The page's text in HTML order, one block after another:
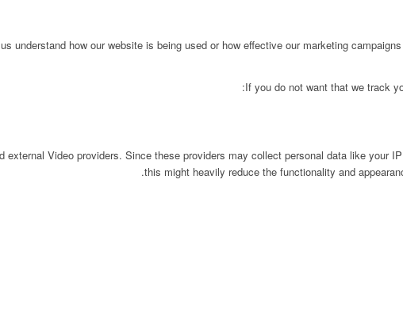
understand how our website is being used or how effective our marketing
If you do not want that we track
Video providers. Since these providers may collect personal data like your
this might heavily reduce the functionality and